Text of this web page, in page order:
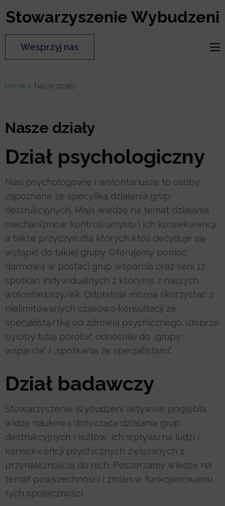
to
content
(Press
Enter)
Stowarzyszenie Wybudzeni
Wesprzyj nas
Home > Nasze działy
Nasze działy
Dział psychologiczny
Nasi psychologowie i wolontariusze to osoby
zapoznane ze specyfiką działania grup
destrukcyjnych. Mają wiedzę na temat działania
mechanizmów kontroli umysłu i ich konsekwencji,
a także przyczyn dla których ktoś decyduje się
wstąpić do takiej grupy. Oferujemy pomoc
darmową w postaci grup wsparcia oraz serii 12
spotkań indywidualnych z którymś z naszych
wolontariuszy/ek. Odpłatnie można skorzystać z
nielimitowanych czasowo konsultacji ze
specjalistą/tką od zdrowia psychicznego. (dobrze
byłoby tutaj porobić odnośniki do „grupy
wsparcia” i „spotkania ze specjalistami”.
Dział badawczy
Stowarzyszenie Wybudzeni aktywnie pogłębia
widzę naukową dotyczącą działania grup
destrukcyjnych i kultów, ich wpływu na ludzi i
konsekwencji psychicznych związanych z
przynależnością do nich. Poszerzamy wiedzę na
temat powszechności i zmian w funkcjonowaniu
tych społeczności.